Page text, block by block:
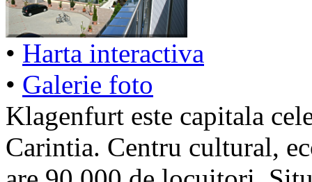
• Harta interactiva
• Galerie foto
Klagenfurt este capitala
Carintia. Centru cultural,